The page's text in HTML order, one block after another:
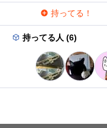
持ってる！
持ってる人 (6)